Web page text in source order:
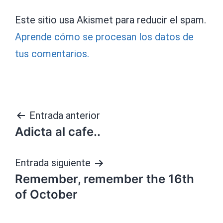
Este sitio usa Akismet para reducir el spam.
Aprende cómo se procesan los datos de
tus comentarios.
Navegación
de
entradas
Entrada anterior
Adicta al cafe..
Entrada siguiente
Remember, remember the 16th
of October